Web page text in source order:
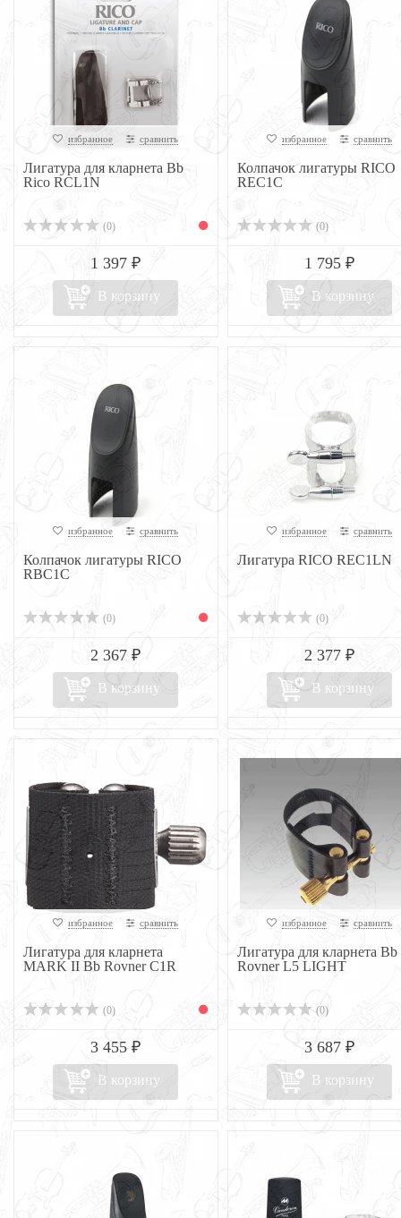
избранное сравнить
Лигатура для кларнета Bb
Rico RCL1N
(0)
1 397 ₽
В корзину
избранное сравнить
Колпачок лигатуры RICO
REC1C
(0)
1 795 ₽
В корзину
избранное сравнить
Колпачок лигатуры RICO
RBC1C
(0)
2 367 ₽
В корзину
избранное сравнить
Лигатура RICO REC1LN
(0)
2 377 ₽
В корзину
избранное сравнить
Лигатура для кларнета
MARK II Bb Rovner C1R
(0)
3 455 ₽
В корзину
избранное сравнить
Лигатура для кларнета Bb
Rovner L5 LIGHT
(0)
3 687 ₽
В корзину